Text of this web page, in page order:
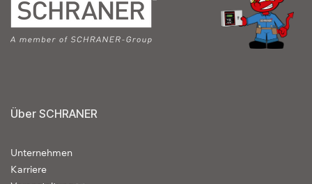
Über SCHRANER
Unternehmen
Karriere